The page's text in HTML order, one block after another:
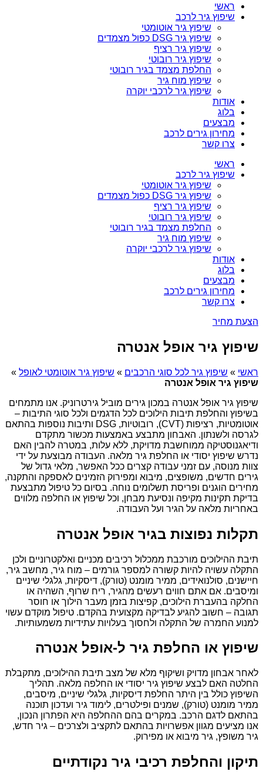
ראשי
שיפוץ גיר לרכב
שיפוץ גיר אוטומטי
שיפוץ גיר DSG כפול מצמדים
שיפוץ גיר רציף
שיפוץ גיר רובוטי
החלפת מצמד בגיר רובוטי
שיפוץ מוח גיר
שיפוץ גיר לרכבי יוקרה
אודות
בלוג
מבצעים
מחירון גירים לרכב
צרו קשר
ראשי
שיפוץ גיר לרכב
שיפוץ גיר אוטומטי
שיפוץ גיר DSG כפול מצמדים
שיפוץ גיר רציף
שיפוץ גיר רובוטי
החלפת מצמד בגיר רובוטי
שיפוץ מוח גיר
שיפוץ גיר לרכבי יוקרה
אודות
בלוג
מבצעים
מחירון גירים לרכב
צרו קשר
הצעת מחיר
שיפוץ גיר אופל אנטרה
ראשי » שיפוץ גיר לכל סוגי הרכבים » שיפוץ גיר אוטומטי לאופל »
שיפוץ גיר אופל אנטרה
שיפוץ גיר אופל אנטרה במכון גירים מוביל גירטרוניק. אנו מתמחים
בשיפוץ והחלפת תיבות הילוכים לכל הדגמים ולכל סוגי התיבות –
אוטומטיות, רציפות (CVT), רובוטיות, DSG ותיבות נוספות בהתאם
לגרסה ולשנתון. האבחון מתבצע באמצעות מכשור מתקדם
ודיאגנוסטיקה ממוחשבת מדויקת, ללא עלות, במטרה להבין האם
נדרש שיפוץ יסודי או החלפת גיר מלאה. העבודה מבוצעת על ידי
צוות מנוסה, עם זמני עבודה קצרים ככל האפשר, מלאי גדול של
גירים חדשים, משופצים, מיבוא ומפירוק הזמינים לאספקה והתקנה,
מחירים הוגנים ופריסת תשלומים נוחה. בסיום כל טיפול מתבצעת
בדיקת תקינות מקיפה ונסיעת מבחן, וכל שיפוץ או החלפה מלווים
באחריות מלאה על הגיר ועל העבודה.
תקלות נפוצות בגיר אופל אנטרה
תיבת ההילוכים מורכבת ממכלול רכיבים מכניים ואלקטרוניים ולכן
התקלה עשויה להיות קשורה למספר גורמים – מוח גיר, מחשב גיר,
חיישנים, סולנואידים, ממיר מומנט (טורק), דיסקיות, גלגלי שיניים
ומיסבים. אם אתם חווים רעשים מהגיר, ריח שרוף, השהיה או
החלקה בהעברת הילוכים, קפיצות בזמן מעבר הילוך או חוסר
תגובה – חשוב להגיע לבדיקה מקצועית בהקדם. טיפול מוקדם עשוי
למנוע החמרה של התקלה ולחסוך בעלויות עתידיות משמעותיות.
שיפוץ או החלפת גיר ל-אופל אנטרה
לאחר אבחון מדויק ושיקוף מלא של מצב תיבת ההילוכים, מתקבלת
החלטה האם לבצע שיפוץ גיר יסודי או החלפה מלאה. תהליך
השיפוץ כולל בין היתר החלפת דיסקיות, גלגלי שיניים, מיסבים,
ממיר מומנט (טורק), שמנים ופילטרים, לימוד גיר ועדכון תוכנה
בהתאם לדגם הרכב. במקרים בהם ההחלפה היא הפתרון הנכון,
אנו מציעים מגוון אפשרויות בהתאם לתקציב ולצרכים – גיר חדש,
גיר משופץ, גיר מיבוא או מפירוק.
תיקון והחלפת רכיבי גיר נקודתיים